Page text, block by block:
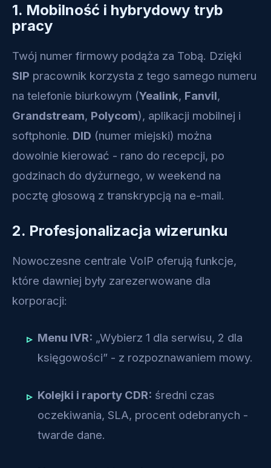
1. Mobilność i hybrydowy tryb
pracy
Twój numer firmowy podąża za Tobą. Dzięki
SIP pracownik korzysta z tego samego numeru
na telefonie biurkowym (Yealink, Fanvil,
Grandstream, Polycom), aplikacji mobilnej i
softphonie. DID (numer miejski) można
dowolnie kierować - rano do recepcji, po
godzinach do dyżurnego, w weekend na
pocztę głosową z transkrypcją na e-mail.
2. Profesjonalizacja wizerunku
Nowoczesne centrale VoIP oferują funkcje,
które dawniej były zarezerwowane dla
korporacji:
Menu IVR: „Wybierz 1 dla serwisu, 2 dla
księgowości” - z rozpoznawaniem mowy.
Kolejki i raporty CDR: średni czas
oczekiwania, SLA, procent odebranych -
twarde dane.